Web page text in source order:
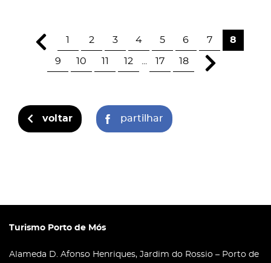
1 2 3 4 5 6 7 8
9 10 11 12 17 18
voltar partilhar
Turismo Porto de Mós
Alameda D. Afonso Henriques, Jardim do Rossio – Porto de